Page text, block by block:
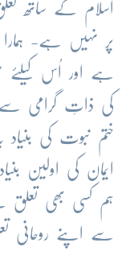
اسلام کے ساتھ
پر نہیں ہے- ہمارا
ہے اور اُس
کی ذاتِ گرامی سے
ختم نبوت کی
ایمان کی اولین
ہم کسی بھی
سے اپنے روحانی